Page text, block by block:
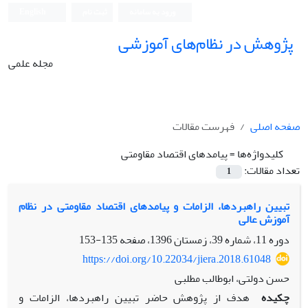
پژوهش در نظام‌های آموزشی
مجله علمی
صفحه اصلی
فهرست مقالات
کلیدواژه‌ها =پیامدهای اقتصاد مقاومتی
تعداد مقالات:
1
تبیین راهبردها، الزامات و پیامدهای اقتصاد مقاومتی در نظام
آموزش عالی
دوره 11، شماره 39، زمستان 1396، صفحه
135-153
https://doi.org/10.22034/jiera.2018.61048
حسن دولتی، ابوطالب مطلبی
چکیده هدف از پژوهش حاضر تبیین راهبردها، الزامات و